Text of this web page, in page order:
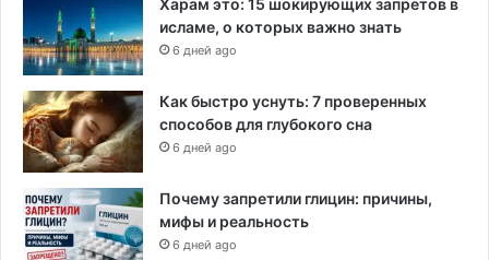
Харам это: 15 шокирующих запретов в
исламе, о которых важно знать
6 дней ago
Как быстро уснуть: 7 проверенных
способов для глубокого сна
6 дней ago
Почему запретили глицин: причины,
мифы и реальность
6 дней ago